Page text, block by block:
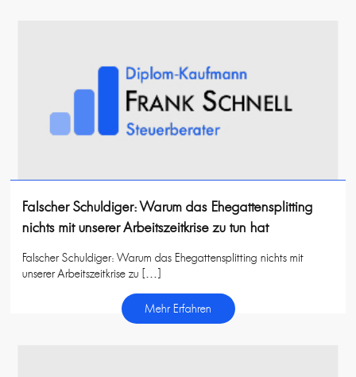
Falscher Schuldiger: Warum das Ehegattensplitting
nichts mit unserer Arbeitszeitkrise zu tun hat
Falscher Schuldiger: Warum das Ehegattensplitting nichts mit
unserer Arbeitszeitkrise zu […]
Mehr Erfahren